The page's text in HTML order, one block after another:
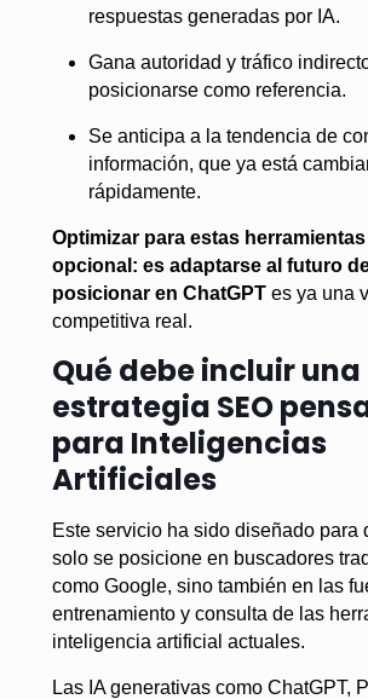
respuestas generadas por IA.
Gana autoridad y tráfico
posicionarse como referencia.
Se anticipa a la tendencia de
información, que ya está
rápidamente.
Optimizar para estas
opcional: es adaptarse al futuro
posicionar en ChatGPT es ya una
competitiva real.
Qué debe incluir una
estrategia SEO
para Inteligencias
Artificiales
Este servicio ha sido diseñado para
solo se posicione en buscadores
como Google, sino también en las
entrenamiento y consulta de las
inteligencia artificial actuales.
Las IA generativas como ChatGPT,